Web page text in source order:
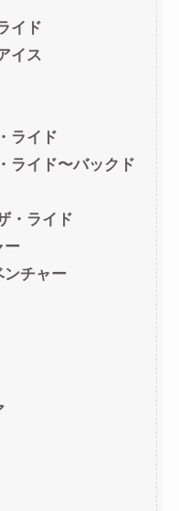
イド
イス
ライド
ライド〜バックド
・ライド
ー
ンチャー